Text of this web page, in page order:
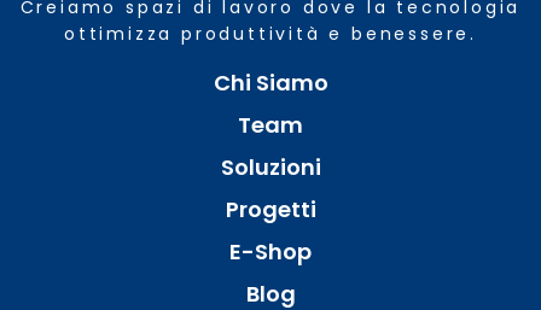
Creiamo spazi di lavoro dove la tecnologia
ottimizza produttività e benessere.
Chi Siamo
Team
Soluzioni
Progetti
E-Shop
Blog